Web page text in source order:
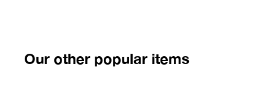
Our other popular items